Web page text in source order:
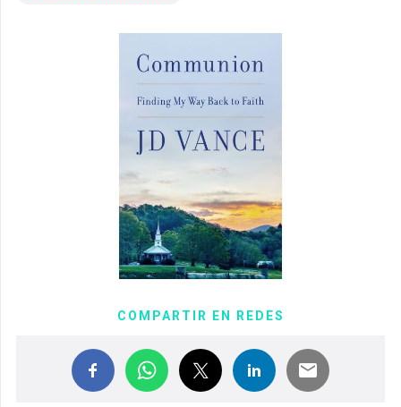
COMPARTIR EN REDES